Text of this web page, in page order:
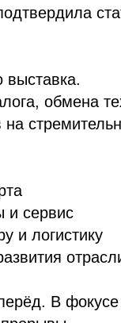
выставка.
обмена
и сервис
и логистику
В